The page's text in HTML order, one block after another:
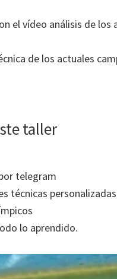
el vídeo análisis de los
de los actuales
taller
telegram
técnicas personalizadas
lo aprendido.